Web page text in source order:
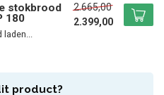
stokbrood
180
2.665,00
2.399,00
product?